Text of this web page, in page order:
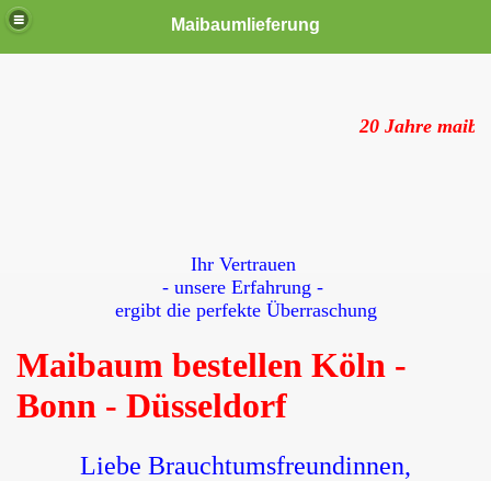
Maibaumlieferung
20 Jahre
Ihr Vertrauen
- unsere Erfahrung -
ergibt die perfekte Überraschung
Maibaum bestellen Köln -
Bonn - Düsseldorf
Liebe Brauchtumsfreundinnen,